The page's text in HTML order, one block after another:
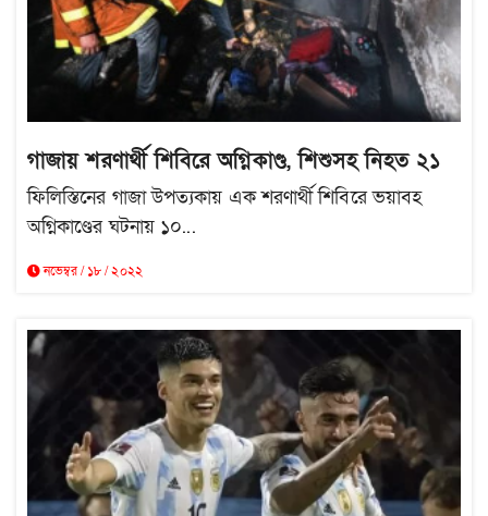
গাজায় শরণার্থী শিবিরে অগ্নিকাণ্ড, শিশুসহ নিহত ২১
ফিলিস্তিনের গাজা উপত্যকায় এক শরণার্থী শিবিরে ভয়াবহ
অগ্নিকাণ্ডের ঘটনায় ১০...
নভেম্বর / ১৮ / ২০২২